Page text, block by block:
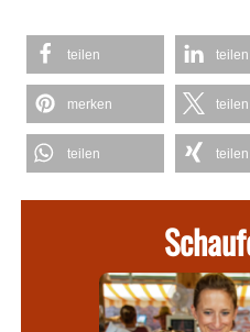
teilen teilen
merken teilen
teilen teilen